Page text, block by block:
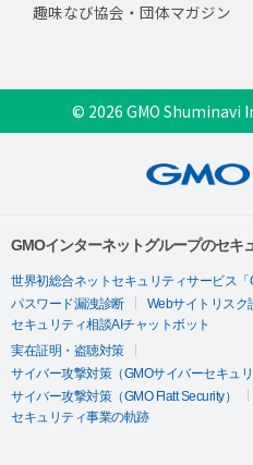
趣味なび協会・団体マガジン
© 2026 GMO Shuminavi